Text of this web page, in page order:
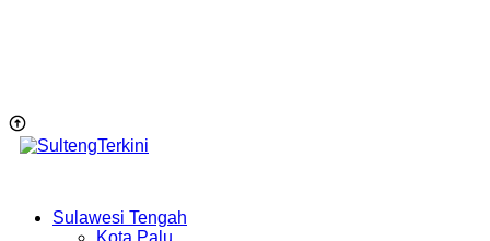
Sulawesi Tengah
Kota Palu